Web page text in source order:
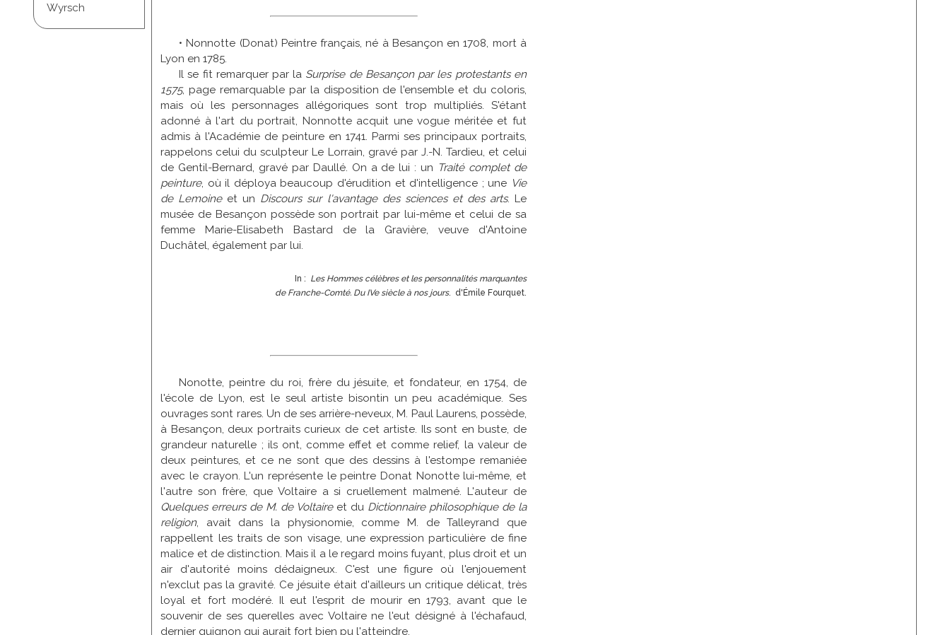
Wyrsch
• Nonnotte (Donat) Peintre français, né à Besançon en 1708, mort à
Lyon en 1785.
Il se fit remarquer par la Surprise de Besançon par les protestants en
1575, page remarquable par la disposition de l'ensemble et du coloris,
mais où les personnages allégoriques sont trop multipliés. S'étant
adonné à l'art du portrait, Nonnotte acquit une vogue méritée et fut
admis à l'Académie de peinture en 1741. Parmi ses principaux portraits,
rappelons celui du sculpteur Le Lorrain, gravé par J.-N. Tardieu, et celui
de Gentil-Bernard, gravé par Daullé. On a de lui : un Traité complet de
peinture, où il déploya beaucoup d'érudition et d'intelligence ; une Vie
de Lemoineet un Discours sur l'avantage des sciences et des arts. Le
musée de Besançon possède son portrait par lui-même et celui de sa
femme Marie-Elisabeth Bastard de la Gravière, veuve d'Antoine
Duchâtel, également par lui.
In : Les Hommes célèbres et les personnalités marquantes
de Franche-Comté. Du IVe siècle à nos jours. d'Émile Fourquet.
Nonotte, peintre du roi, frère du jésuite, et fondateur, en 1754, de
l'école de Lyon, est le seul artiste bisontin un peu académique. Ses
ouvrages sont rares. Un de ses arrière-neveux, M. Paul Laurens, possède,
à Besançon, deux portraits curieux de cet artiste. Ils sont en buste, de
grandeur naturelle ; ils ont, comme effet et comme relief, la valeur de
deux peintures, et ce ne sont que des dessins à l'estompe remaniée
avec le crayon. L'un représente le peintre Donat Nonotte lui-même, et
l'autre son frère, que Voltaire a si cruellement malmené. L'auteur de
Quelques erreurs de M. de Voltaireet du Dictionnaire philosophique de la
religion, avait dans la physionomie, comme M. de Talleyrand que
rappellent les traits de son visage, une expression particulière de fine
malice et de distinction. Mais il a le regard moins fuyant, plus droit et un
air d'autorité moins dédaigneux. C'est une figure où l'enjouement
n'exclut pas la gravité. Ce jésuite était d'ailleurs un critique délicat, très
loyal et fort modéré. Il eut l'esprit de mourir en 1793, avant que le
souvenir de ses querelles avec Voltaire ne l'eut désigné à l'échafaud,
dernier guignon qui aurait fort bien pu l'atteindre.